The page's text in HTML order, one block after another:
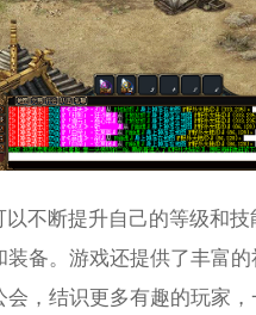
以不断提升自己的等级和
装备。游戏还提供了丰富
会，结识更多有趣的玩家